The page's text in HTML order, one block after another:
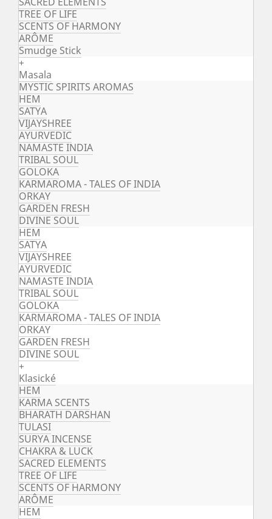
TREE OF LIFE
SCENTS OF HARMONY
ARÔME
Smudge Stick
+
Masala
MYSTIC SPIRITS AROMAS
HEM
SATYA
VIJAYSHREE
AYURVEDIC
NAMASTE INDIA
TRIBAL SOUL
GOLOKA
KARMAROMA - TALES OF INDIA
ORKAY
GARDEN FRESH
DIVINE SOUL
HEM
SATYA
VIJAYSHREE
AYURVEDIC
NAMASTE INDIA
TRIBAL SOUL
GOLOKA
KARMAROMA - TALES OF INDIA
ORKAY
GARDEN FRESH
DIVINE SOUL
+
Klasické
HEM
KARMA SCENTS
BHARATH DARSHAN
TULASI
SURYA INCENSE
CHAKRA & LUCK
SACRED ELEMENTS
TREE OF LIFE
SCENTS OF HARMONY
ARÔME
HEM